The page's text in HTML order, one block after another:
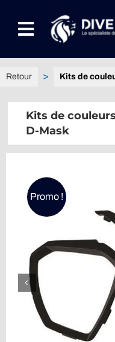
contenuToggle
Navigation
NOTRE UNIVERS
CONTACTEZ-NOUS
Guides
Kits de
Kits de
D-Mask
Promo !